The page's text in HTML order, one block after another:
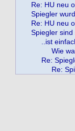
Re: HU neu
Spiegler
Re: HU neu
Spiegler sind
..ist
Wie
Re:
Re: